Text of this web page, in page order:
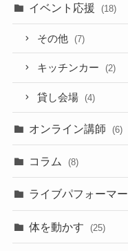
イベント応援 (18)
その他 (7)
キッチンカー (2)
貸し会場 (4)
オンライン講師 (6)
コラム (8)
ライブパフォーマー
体を動かす (25)